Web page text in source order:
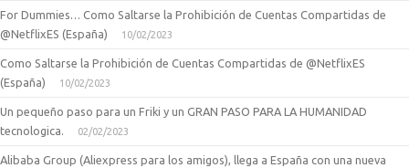
For Dummies… Como Saltarse la Prohibición de Cuentas Compartidas de
@NetflixES (España)
10/02/2023
Como Saltarse la Prohibición de Cuentas Compartidas de @NetflixES
(España)
10/02/2023
Un pequeño paso para un Friki y un GRAN PASO PARA LA HUMANIDAD
tecnologica.
02/02/2023
Alibaba Group (Aliexpress para los amigos), llega a España con una nueva